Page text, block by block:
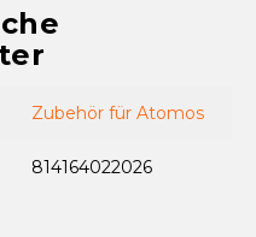
Zubehör für Atomos
814164022026